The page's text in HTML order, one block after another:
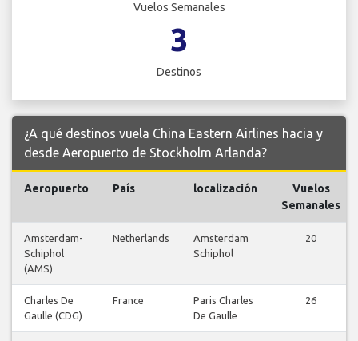
Vuelos Semanales
3
Destinos
¿A qué destinos vuela China Eastern Airlines hacia y
desde Aeropuerto de Stockholm Arlanda?
Aeropuerto País localización
Vuelos
Semanales
Amsterdam-
Schiphol
(AMS)
Netherlands
Amsterdam
Schiphol
20
Charles De
Gaulle (CDG)
France
Paris Charles
De Gaulle
26